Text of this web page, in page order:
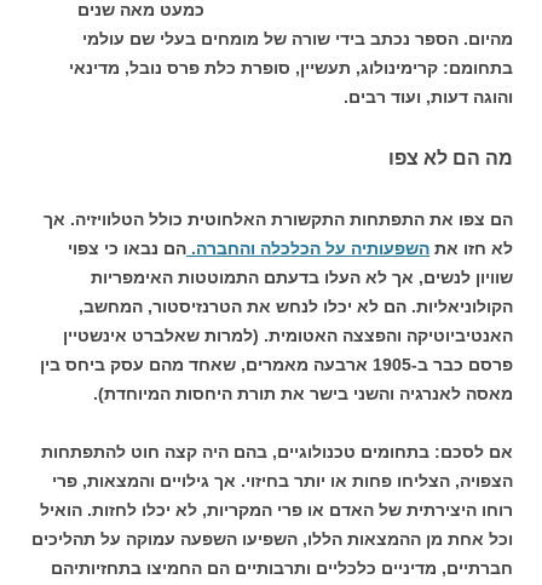
כמעט מאה שנים
מהיום. הספר נכתב בידי שורה של מומחים בעלי שם עולמי
בתחומם: קרימינולוג, תעשיין, סופרת כלת פרס נובל, מדינאי
והוגה דעות, ועוד רבים.
מה הם לא צפו
הם צפו את התפתחות התקשורת האלחוטית כולל הטלוויזיה. אך
לא חזו את השפעותיה על הכלכלה והחברה. הם נבאו כי צפוי
שוויון לנשים, אך לא העלו בדעתם התמוטטות האימפריות
הקולוניאליות. הם לא יכלו לנחש את הטרנזיסטור, המחשב,
האנטיביוטיקה והפצצה האטומית. (למרות שאלברט אינשטיין
פרסם כבר ב-1905 ארבעה מאמרים, שאחד מהם עסק ביחס בין
מאסה לאנרגיה והשני בישר את תורת היחסות המיוחדת).
אם לסכם: בתחומים טכנולוגיים, בהם היה קצה חוט להתפתחות
הצפויה, הצליחו פחות או יותר בחיזוי. אך גילויים והמצאות, פרי
רוחו היצירתית של האדם או פרי המקריות, לא יכלו לחזות. הואיל
וכל אחת מן ההמצאות הללו, השפיעו השפעה עמוקה על תהליכים
חברתיים, מדיניים כלכליים ותרבותיים הם החמיצו בתחזיותיהם